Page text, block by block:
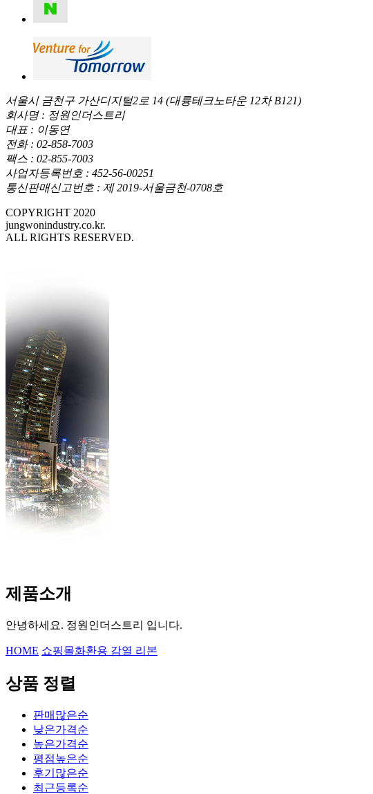
서울시 금천구 가산디지털2로 14 (대륭테크노타운 12차 B121)
회사명 : 정원인더스트리
대표 : 이동연
전화 : 02-858-7003
팩스 : 02-855-7003
사업자등록번호 : 452-56-00251
통신판매신고번호 : 제 2019-서울금천-0708호
COPYRIGHT 2020
jungwonindustry.co.kr.
ALL RIGHTS RESERVED.
제품소개
안녕하세요. 정원인더스트리 입니다.
HOME 쇼핑몰화환용 감열 리본
상품 정렬
판매많은순
낮은가격순
높은가격순
평점높은순
후기많은순
최근등록순